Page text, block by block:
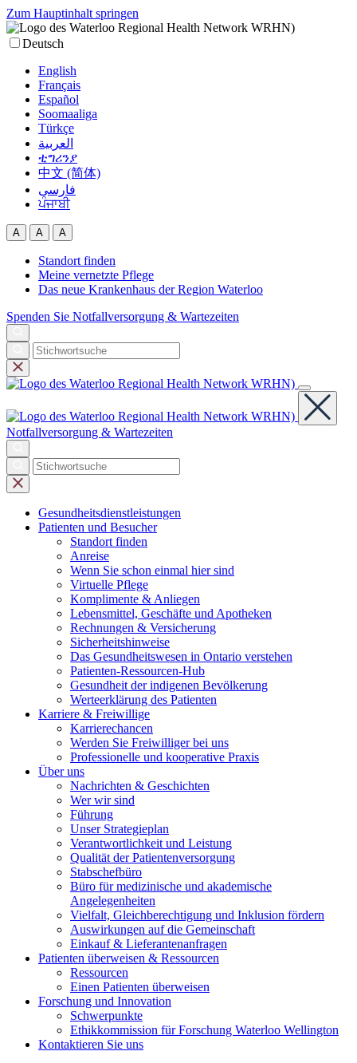
Zum Hauptinhalt springen
Deutsch
English
Français
Español
Soomaaliga
Türkçe
العربية‏
ቲግሪንያ
中文 (简体)
فارسی
ਪੰਜਾਬੀ
A A A
Standort finden
Meine vernetzte Pflege
Das neue Krankenhaus der Region Waterloo
Spenden Sie Notfallversorgung & Wartezeiten
Notfallversorgung & Wartezeiten
Gesundheitsdienstleistungen
Patienten und Besucher
Standort finden
Anreise
Wenn Sie schon einmal hier sind
Virtuelle Pflege
Komplimente & Anliegen
Lebensmittel, Geschäfte und Apotheken
Rechnungen & Versicherung
Sicherheitshinweise
Das Gesundheitswesen in Ontario verstehen
Patienten-Ressourcen-Hub
Gesundheit der indigenen Bevölkerung
Werteerklärung des Patienten
Karriere & Freiwillige
Karrierechancen
Werden Sie Freiwilliger bei uns
Professionelle und kooperative Praxis
Über uns
Nachrichten & Geschichten
Wer wir sind
Führung
Unser Strategieplan
Verantwortlichkeit und Leistung
Qualität der Patientenversorgung
Stabschefbüro
Büro für medizinische und akademische
Angelegenheiten
Vielfalt, Gleichberechtigung und Inklusion fördern
Auswirkungen auf die Gemeinschaft
Einkauf & Lieferantenanfragen
Patienten überweisen & Ressourcen
Ressourcen
Einen Patienten überweisen
Forschung und Innovation
Schwerpunkte
Ethikkommission für Forschung Waterloo Wellington
Kontaktieren Sie uns